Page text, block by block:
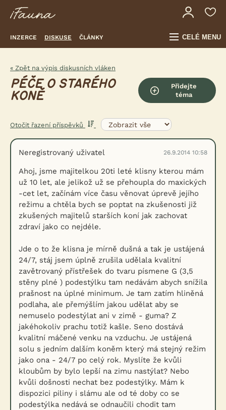
INZERCE DISKUSE ČLÁNKY CELÉ MENU
« Zpět na výpis diskusních vláken
PÉČE O STARÉHO
KONĚ
Přidejte
téma
Otočit řazení příspěvků
Neregistrovaný uživatel 26.9.2014 10:58
Ahoj, jsme majitelkou 20ti leté klisny kterou mám
už 10 let, ale jelikož už se přehoupla do maxických
-cet let, začínám více času věnovat úprevě jejího
režimu a chtěla bych se poptat na zkušenosti již
zkušených majitelů starších koní jak zachovat
zdraví jako co nejdéle.
Jde o to že klisna je mírně dušná a tak je ustájená
24/7, stáj jsem úplně zrušila udělala kvalitní
zavětrovaný přístřešek do tvaru písmene G (3,5
stěny plné ) podestýlku tam nedávám abych snížila
prašnost na úplné minimum. Je tam zatím hliněná
podlaha, ale přemýšlím jakou udělat aby se
nemuselo podestýlat ani v zimě - guma? Z
jakéhokoliv prachu totiž kašle. Seno dostává
kvalitní máčené venku na vzduchu. Je ustájená
solu s jedním dalším koněm který má stejný režim
jako ona - 24/7 po celý rok. Myslíte že kvůli
kloubům by bylo lepší na zimu nastýlat? Nebo
kvůli došnosti nechat bez podestýlky. Mám k
dispozici piliny i slámu ale od té doby co se
podestýlka nedává se odnaučili chodit tam